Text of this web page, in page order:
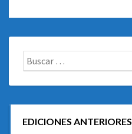
Buscar:
EDICIONES ANTERIORES